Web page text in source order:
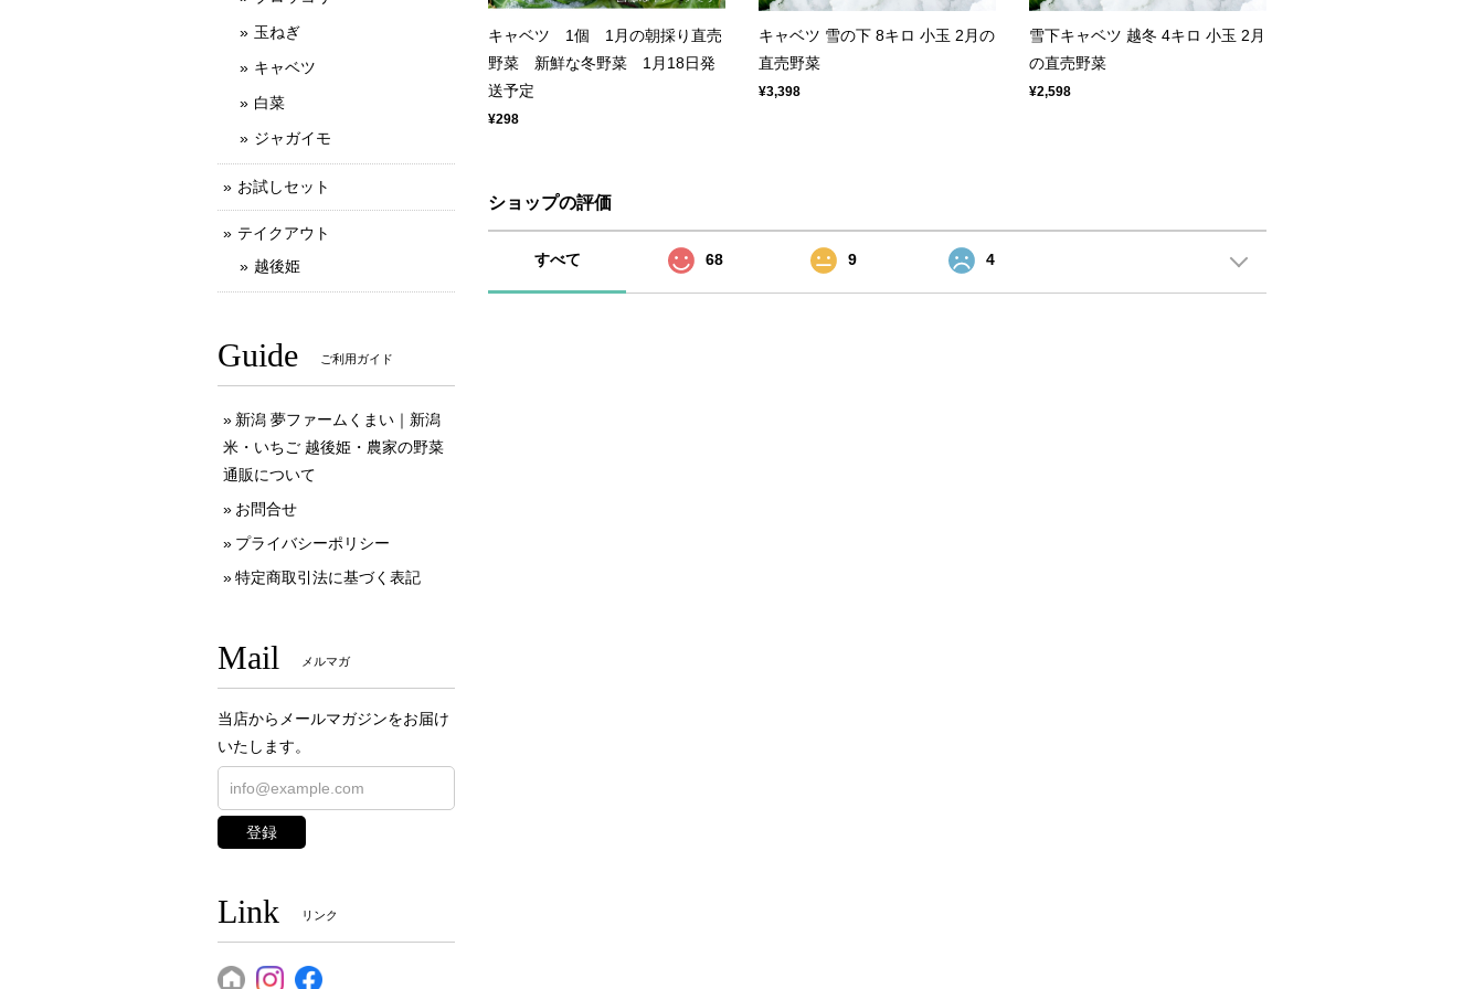
キャベツ 1個 1月の朝採り直売
野菜 新鮮な冬野菜 1月18日発
送予定
¥298
キャベツ 雪の下 8キロ 小玉 2月の
直売野菜
¥3,398
雪下キャベツ 越冬 4キロ 小玉 2月
の直売野菜
¥2,598
ショップの評価
すべて 68 9 4
玉ねぎ
キャベツ
白菜
ジャガイモ
お試しセット
テイクアウト
越後姫
Guide ご利用ガイド
新潟 夢ファームくまい｜新潟
米・いちご 越後姫・農家の野菜
通販について
お問合せ
プライバシーポリシー
特定商取引法に基づく表記
Mail メルマガ
当店からメールマガジンをお届け
いたします。
登録
Link リンク